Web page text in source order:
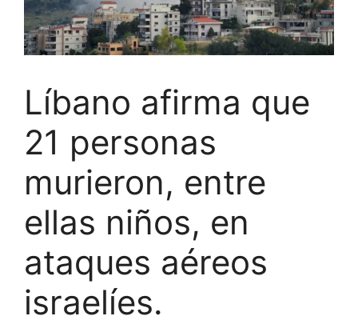
Líbano afirma que
21 personas
murieron, entre
ellas niños, en
ataques aéreos
israelíes.